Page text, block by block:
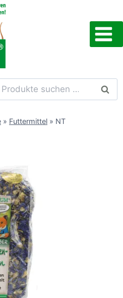
Suchen
» Futtermittel » NT